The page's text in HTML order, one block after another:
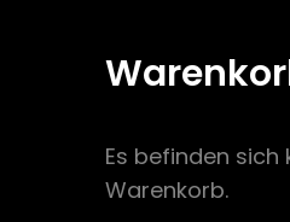
Es befinden sich
Warenkorb.